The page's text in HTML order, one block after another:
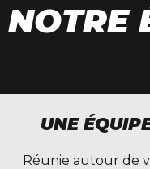
NOTRE
UNE
Réunie autour de